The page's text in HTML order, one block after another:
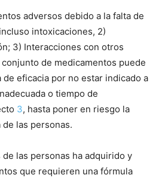
adversos debido a la falta de
intoxicaciones, 2)
3) Interacciones con otros
de medicamentos puede
eficacia por no estar indicado a
o tiempo de
3, hasta poner en riesgo la
las personas.
de las personas ha adquirido y
que requieren una fórmula